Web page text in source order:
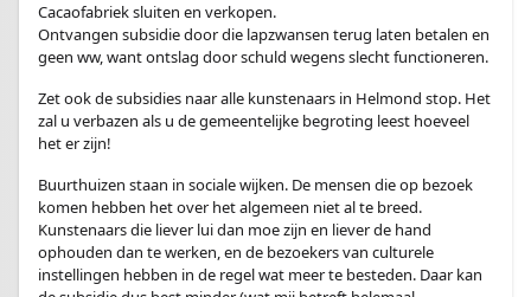
Cacaofabriek sluiten en verkopen.
Ontvangen subsidie door die lapzwansen terug laten betalen en
geen ww, want ontslag door schuld wegens slecht functioneren.
Zet ook de subsidies naar alle kunstenaars in Helmond stop. Het
zal u verbazen als u de gemeentelijke begroting leest hoeveel
het er zijn!
Buurthuizen staan in sociale wijken. De mensen die op bezoek
komen hebben het over het algemeen niet al te breed.
Kunstenaars die liever lui dan moe zijn en liever de hand
ophouden dan te werken, en de bezoekers van culturele
instellingen hebben in de regel wat meer te besteden. Daar kan